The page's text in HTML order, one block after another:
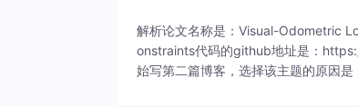
解析论文名称是：Visual-Odometric
onstraints代码的github地址是：
始写第二篇博客，选择该主题的原因